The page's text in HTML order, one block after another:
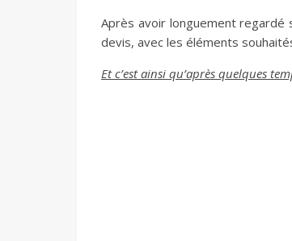
Après avoir longuement regardé
devis, avec les éléments
Et c’est ainsi qu’après quelques